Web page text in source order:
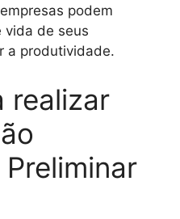
podem
vida de seus
a produtividade.
realizar